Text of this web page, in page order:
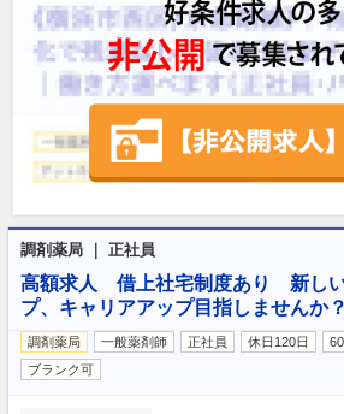
調剤薬局 ｜ 正社員
高額求人 借上社宅制度あり 新しい
プ、キャリアアップ目指しませんか？
調剤薬局 一般薬剤師 正社員 休日120日
ブランク可